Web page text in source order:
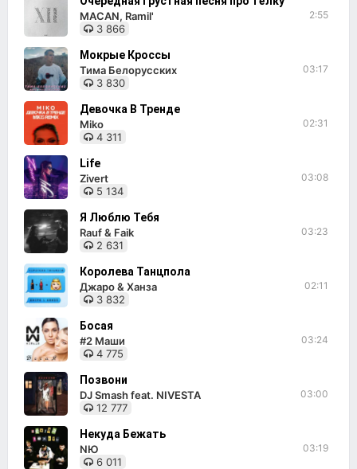
MACAN, Ramil'
3 866
2:55
Мокрые Кроссы
Тима Белорусских
3 830
03:17
Девочка В Тренде
Miko
4 311
02:31
Life
Zivert
5 134
03:08
Я Люблю Тебя
Rauf & Faik
2 631
03:23
Королева Танцпола
Джаро & Ханза
3 832
02:11
Босая
#2 Маши
4 775
03:24
Позвони
DJ Smash feat. NIVESTA
12 777
03:00
Некуда Бежать
NЮ
6 011
03:19